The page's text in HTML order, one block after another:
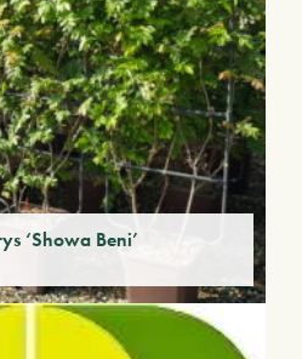
‘Showa Beni’